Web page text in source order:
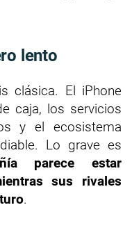
lento
clásica. El iPhone
caja, los servicios
y el ecosistema
Lo grave es
parece estar
sus rivales
.